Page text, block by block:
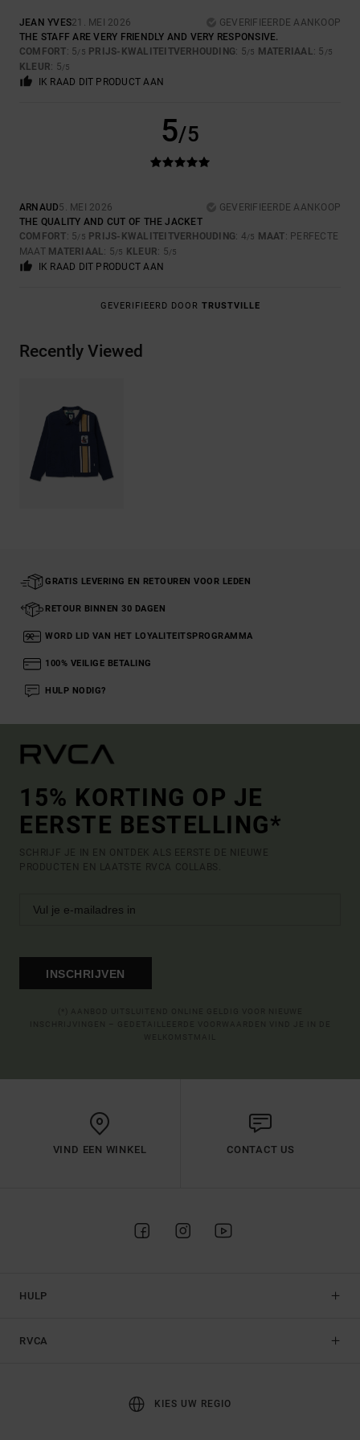
JEAN YVES21. MEI 2026
GEVERIFIEERDE AANKOOP
THE STAFF ARE VERY FRIENDLY AND VERY RESPONSIVE.
COMFORT: 5/5 PRIJS-KWALITEITVERHOUDING: 5/5 MATERIAAL: 5 /5
KLEUR: 5/5
IK RAAD DIT PRODUCT AAN
5/5
ARNAUD5. MEI 2026
GEVERIFIEERDE AANKOOP
THE QUALITY AND CUT OF THE JACKET
COMFORT: 5/5 PRIJS-KWALITEITVERHOUDING: 4/5 MAAT: PERFECTE
MAAT MATERIAAL: 5/5 KLEUR: 5/5
IK RAAD DIT PRODUCT AAN
GEVERIFIEERD DOOR TRUSTVILLE
Recently Viewed
GRATIS LEVERING EN RETOUREN VOOR LEDEN
RETOUR BINNEN 30 DAGEN
WORD LID VAN HET LOYALITEITSPROGRAMMA
100% VEILIGE BETALING
HULP NODIG?
15% KORTING OP JE
EERSTE BESTELLING*
SCHRIJF JE IN EN ONTDEK ALS EERSTE DE NIEUWE
PRODUCTEN EN LAATSTE RVCA COLLABS.
INSCHRIJVEN
VIND EEN WINKEL CONTACT US
HULP
RVCA
KIES UW REGIO